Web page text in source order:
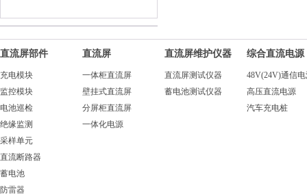
直流屏部件
充电模块
监控模块
电池巡检
绝缘监测
采样单元
直流断路器
蓄电池
防雷器
直流屏
一体柜直流屏
壁挂式直流屏
分屏柜直流屏
一体化电源
直流屏维护仪器
直流屏测试仪器
蓄电池测试仪器
综合直流电源
48V(24V)通信
高压直流电源
汽车充电桩